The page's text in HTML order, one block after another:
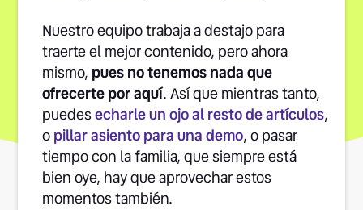
Nuestro equipo trabaja a destajo para
traerte el mejor contenido, pero ahora
mismo, pues no tenemos nada que
ofrecerte por aquí. Así que mientras tanto,
puedesecharle un ojo al resto de artículos,
opillar asiento para una demo, o pasar
tiempo con la familia, que siempre está
bien oye, hay que aprovechar estos
momentos también.